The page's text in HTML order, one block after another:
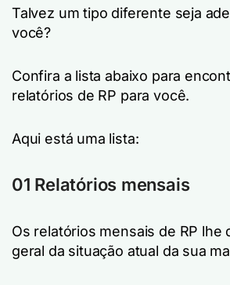
Talvez um tipo diferente seja
você?
Confira a lista abaixo para
relatórios de RP para você.
Aqui está uma lista:
01 Relatórios mensais
Os relatórios mensais de RP lhe
geral da situação atual da sua